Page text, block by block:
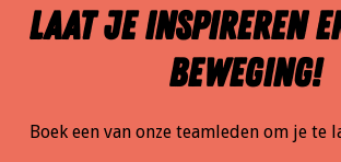
LAat je inspireren
beweging!
Boek een van onze teamleden om je te